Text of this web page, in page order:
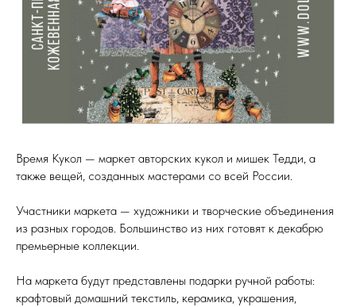
Время Кукол — маркет авторских кукол и мишек Тедди, а
также вещей, созданных мастерами со всей России.
Участники маркета — художники и творческие объединения
из разных городов. Большинство из них готовят к декабрю
премьерные коллекции.
На маркета будут представлены подарки ручной работы:
крафтовый домашний текстиль, керамика, украшения,